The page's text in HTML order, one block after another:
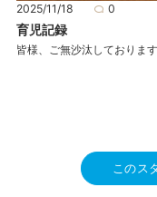
2025/11/18 0
育児記録
皆様、ご無沙汰しております
このス